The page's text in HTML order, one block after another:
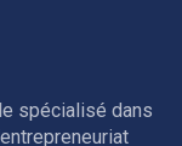
spécialisé dans